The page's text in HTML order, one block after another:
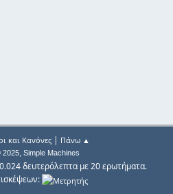
και Κανόνες| Πάνω ▲
2025, Simple Machines
δευτερόλεπτα με 20 ερωτήματα.